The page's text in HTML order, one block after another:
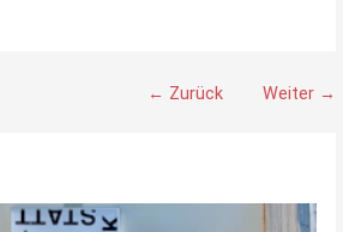
← Zurück Weiter →